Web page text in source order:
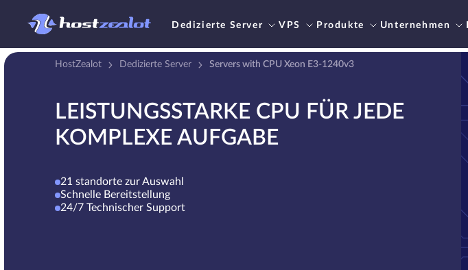
Dedizierte Server VPS Produkte Unternehmen
HostZealot Dedizierte Server Servers with CPU Xeon E3-1240v3
LEISTUNGSSTARKE CPU FÜR JEDE
KOMPLEXE AUFGABE
21 standorte zur Auswahl
Schnelle Bereitstellung
24/7 Technischer Support